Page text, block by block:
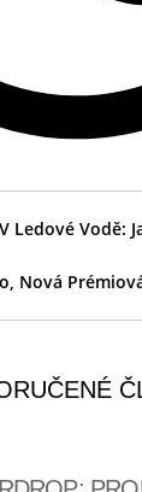
Ledové Vodě:
Nová